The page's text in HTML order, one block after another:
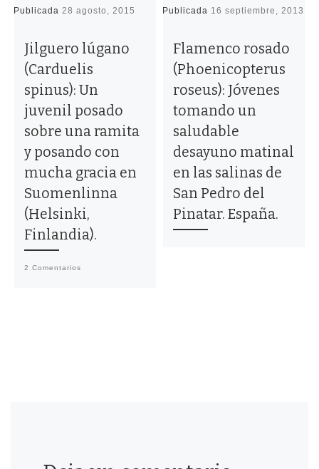
Publicada28 agosto, 2015
Jilguero lúgano
(Carduelis
spinus): Un
juvenil posado
sobre una ramita
y posando con
mucha gracia en
Suomenlinna
(Helsinki,
Finlandia).
2 Comentarios
Publicada 16 septiembre, 2013
Flamenco rosado
(Phoenicopterus
roseus): Jóvenes
tomando un
saludable
desayuno matinal
en las salinas de
San Pedro del
Pinatar. España.